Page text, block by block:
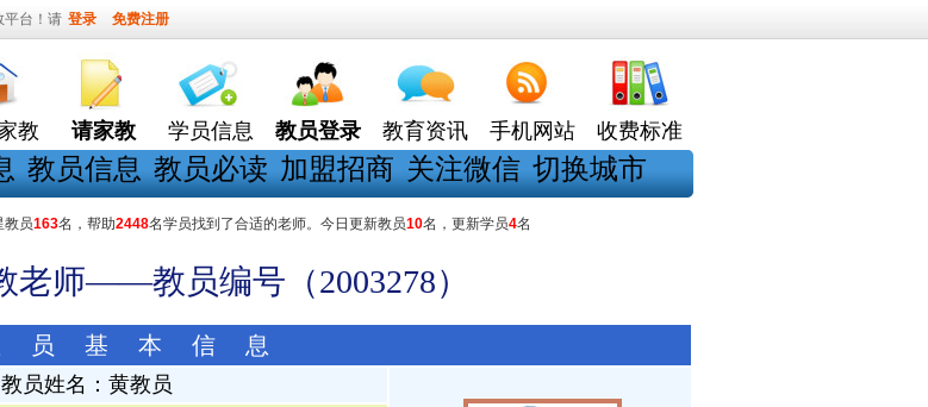
平台！请 登录 免费注册
教 请家教 学员信息 教员登录 教育资讯 手机网站 收费标准
教员信息 教员必读 加盟招商 关注微信 切换城市
教员163名，帮助2448名学员找到了合适的老师。今日更新教员10名，更新学员4名
老师——教员编号（2003278）
员 基 本 信 息
教员姓名： 黄教员